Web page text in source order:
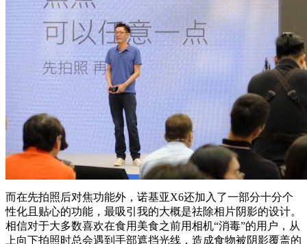
而在先拍照后对焦功能外，诺基亚X6还加入了一部分十分个
性化且贴心的功能，最吸引我的大概是祛除相片阴影的设计。
相信对于大多数喜欢在食用美食之前用相机“消毒”的用户，从
上向下拍照时总会遇到手部遮挡光线，造成食物被阴影覆盖的